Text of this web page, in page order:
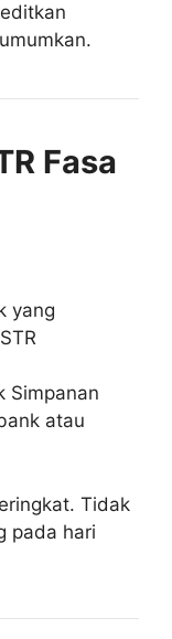
Fasa
yang
Simpanan
atau
Tidak
pada hari